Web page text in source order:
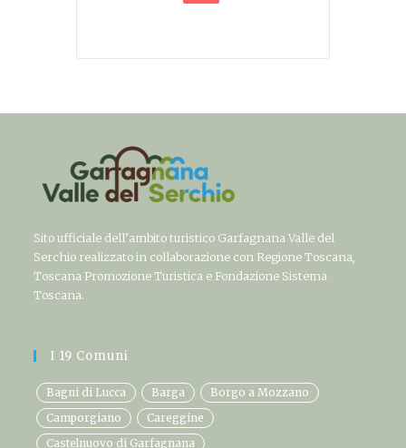
Sito ufficiale dell’ambito turistico Garfagnana Valle del
Serchio realizzato in collaborazione con Regione Toscana,
Toscana Promozione Turistica e Fondazione Sistema
Toscana.
I 19 Comuni
Bagni di Lucca Barga
Borgo a Mozzano
Camporgiano
Careggine
Castelnuovo di Garfagnana